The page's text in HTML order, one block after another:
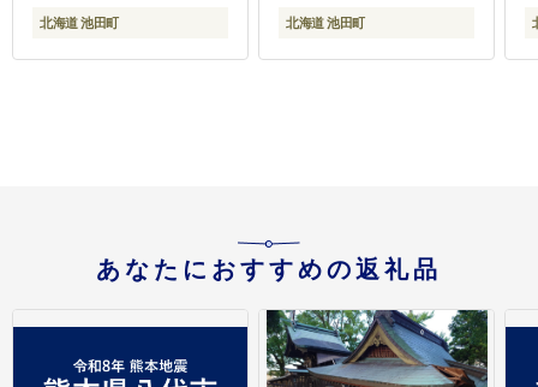
北海道 池田町 北海道 池田町
あなたにおすすめの返礼品